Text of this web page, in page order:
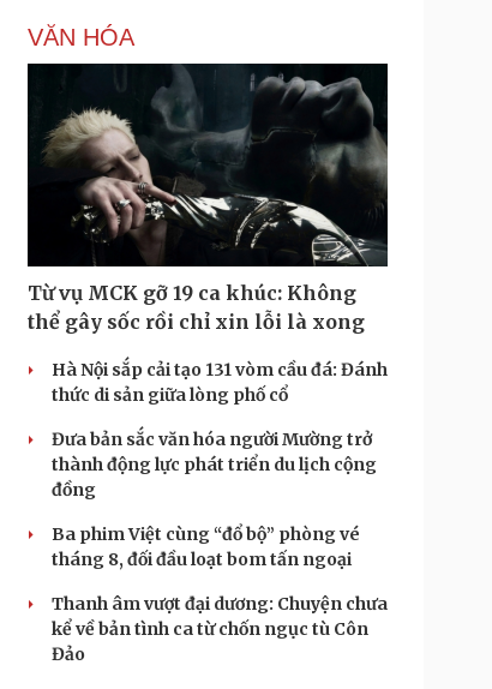
VĂN HÓA
Từ vụ MCK gỡ 19 ca khúc: Không
thể gây sốc rồi chỉ xin lỗi là xong
Hà Nội sắp cải tạo 131 vòm cầu đá: Đánh
thức di sản giữa lòng phố cổ
Đưa bản sắc văn hóa người Mường trở
thành động lực phát triển du lịch cộng
đồng
Ba phim Việt cùng “đổ bộ” phòng vé
tháng 8, đối đầu loạt bom tấn ngoại
Thanh âm vượt đại dương: Chuyện chưa
kể về bản tình ca từ chốn ngục tù Côn
Đảo